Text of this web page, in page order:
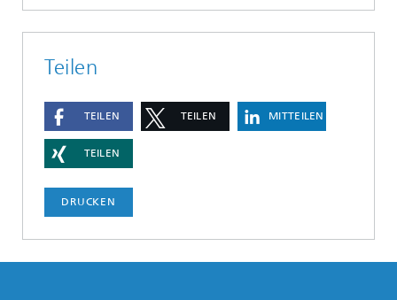
Teilen
TEILEN TEILEN MITTEILEN
TEILEN
DRUCKEN